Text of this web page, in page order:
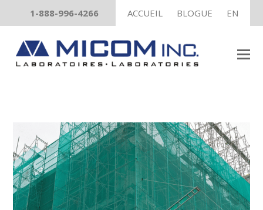
ACCUEIL BLOGUE EN
1-888-996-4266